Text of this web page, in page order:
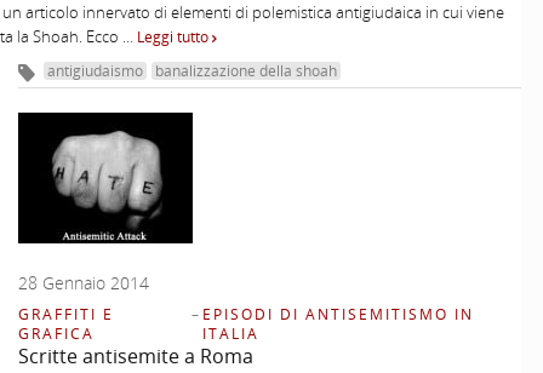
articolo innervato di elementi di polemistica antigiudaica in cui viene
la Shoah. Ecco … Leggi tutto
antigiudaismo banalizzazione della shoah
28 Gennaio 2014
GRAFFITI E
GRAFICA
– EPISODI DI ANTISEMITISMO IN
ITALIA
Scritte antisemite a Roma